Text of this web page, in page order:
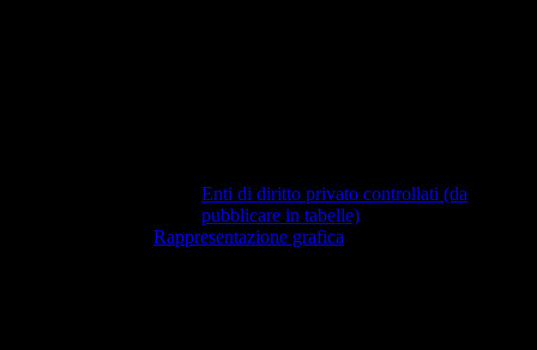
Enti di diritto privato controllati (da
pubblicare in tabelle)
Rappresentazione grafica